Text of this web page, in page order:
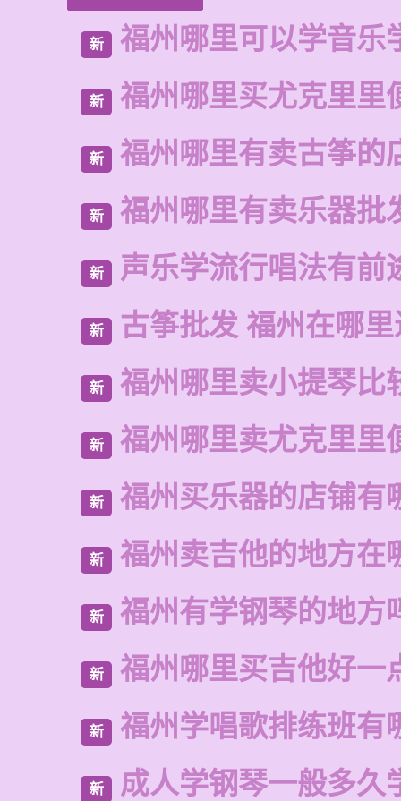
新 福州哪里可以学音乐
新 福州哪里买尤克里里
新 福州哪里有卖古筝的
新 福州哪里有卖乐器批
新 声乐学流行唱法有前
新 古筝批发 福州在哪
新 福州哪里卖小提琴比
新 福州哪里卖尤克里里
新 福州买乐器的店铺有
新 福州卖吉他的地方在
新 福州有学钢琴的地方
新 福州哪里买吉他好一
新 福州学唱歌排练班有
新 成人学钢琴一般多久